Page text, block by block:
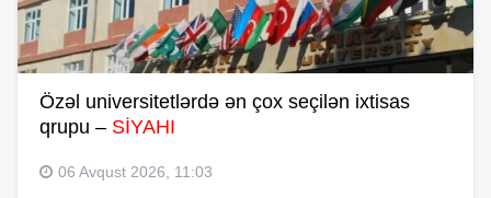
Özəl universitetlərdə ən çox seçilən ixtisas
qrupu – SİYAHI
06 Avqust 2026, 11:03